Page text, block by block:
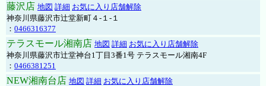
藤沢店 地図 詳細 お気に入り店舗解除
神奈川県藤沢市辻堂新町４-１-１
： 0466316377
テラスモール湘南店 地図 詳細 お気に入り店舗解除
神奈川県藤沢市辻堂神台1丁目3番1号 テラスモール湘南4F
： 0466381251
NEW湘南台店 地図 詳細 お気に入り店舗解除